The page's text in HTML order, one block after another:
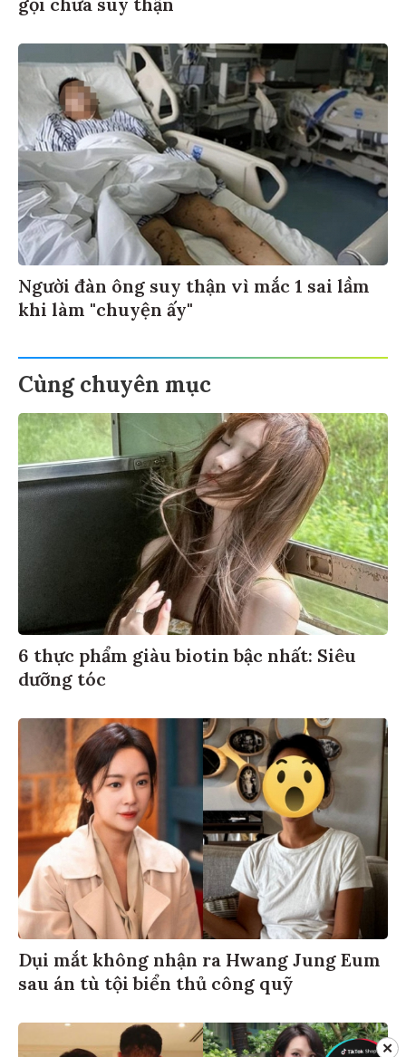
Người đàn ông suy thận vì mắc 1 sai lầm
khi làm "chuyện ấy"
Cùng chuyên mục
6 thực phẩm giàu biotin bậc nhất: Siêu
dưỡng tóc
Dụi mắt không nhận ra Hwang Jung Eum
sau án tù tội biển thủ công quỹ
✕